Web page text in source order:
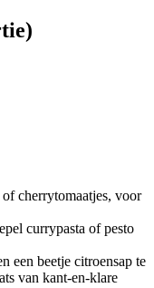
cherrytomaatjes, voor
currypasta of pesto
een beetje citroensap te
van kant-en-klare